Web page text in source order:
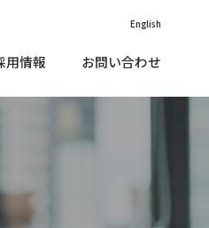
English
用情報 お問い合わせ